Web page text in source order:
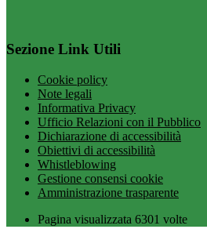
Sezione Link Utili
Cookie policy
Note legali
Informativa Privacy
Ufficio Relazioni con il Pubblico
Dichiarazione di accessibilità
Obiettivi di accessibilità
Whistleblowing
Gestione consensi cookie
Amministrazione trasparente
Pagina visualizzata 6301 volte